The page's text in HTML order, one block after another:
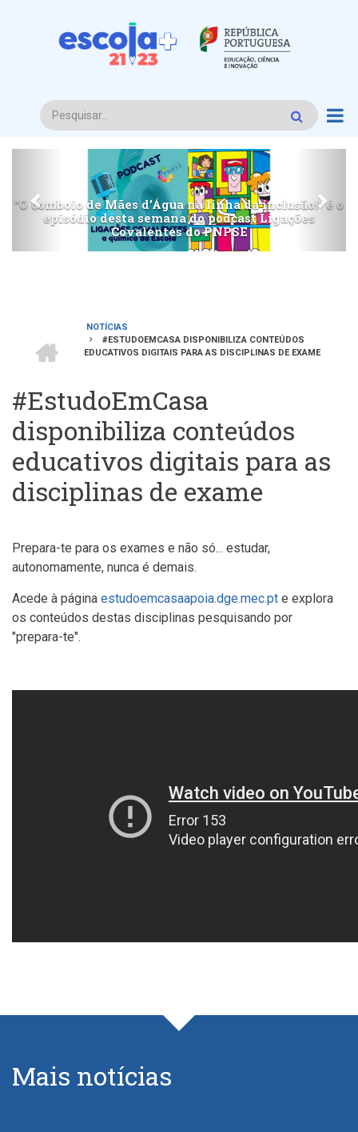
Procurar
inclusão!" é o
O PNPSE volta a apresentar mais dois
podcast Ligações Covalentes
Navegação
NOTÍCIAS
#ESTUDOEMCASA DISPONIBILIZA CONTEÚDOS
EDUCATIVOS DIGITAIS PARA AS DISCIPLINAS DE EXAME
#EstudoEmCasa
disponibiliza conteúdos
educativos digitais para as
disciplinas de exame
Prepara-te para os exames e não só... estudar,
autonomamente, nunca é demais.
Acede à página estudoemcasaapoia.dge.mec.pt e explora
os conteúdos destas disciplinas pesquisando por
"prepara-te".
Mais notícias